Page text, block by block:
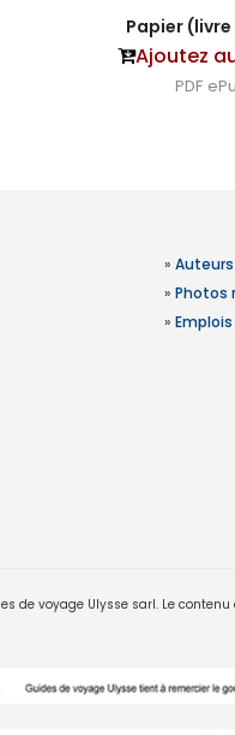
Papier
Ajoutez
PDF
»
» Photos
»
de voyage Ulysse sarl. Le